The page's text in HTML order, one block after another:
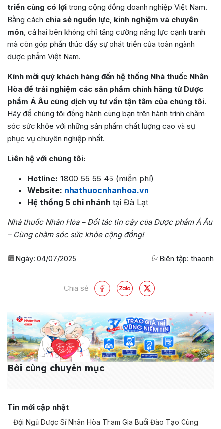
triển cùng có lợi trong cộng đồng doanh nghiệp Việt Nam.
Bằng cách chia sẻ nguồn lực, kinh nghiệm và chuyên
môn , cả hai bên không chỉ tăng cường năng lực cạnh tranh
mà còn góp phần thúc đẩy sự phát triển của toàn ngành
dược phẩm Việt Nam.
Kính mời quý khách hàng đến hệ thống Nhà thuốc Nhân
Hòa để trải nghiệm các sản phẩm chính hãng từ Dược
phẩm Á Âu cùng dịch vụ tư vấn tận tâm của chúng tôi.
Hãy để chúng tôi đồng hành cùng bạn trên hành trình chăm
sóc sức khỏe với những sản phẩm chất lượng cao và sự
phục vụ chuyên nghiệp nhất.
Liên hệ với chúng tôi:
Hotline: 1800 55 55 45 (miễn phí)
Website: nhathuocnhanhoa.vn
Hệ thống 5 chi nhánh tại Đà Lạt
Nhà thuốc Nhân Hòa – Đối tác tin cậy của Dược phẩm Á Âu
– Cùng chăm sóc sức khỏe cộng đồng!
Ngày: 04/07/2025 Biên tập: thaonh
Chia sẻ
Bài cùng chuyên mục
Tin mới cập nhật
Đội Ngũ Dược Sĩ Nhân Hòa Tham Gia Buổi Đào Tạo Cùng